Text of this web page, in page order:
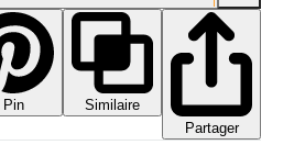
Pin
Similaire
Partager